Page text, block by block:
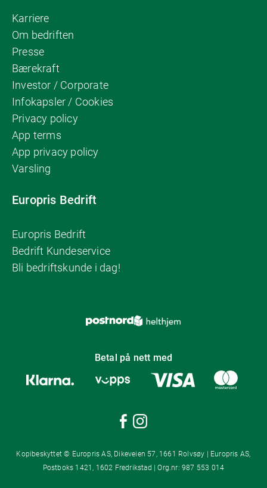
Karriere
Om bedriften
Presse
Bærekraft
Investor / Corporate
Infokapsler / Cookies
Privacy policy
App terms
App privacy policy
Varsling
Europris Bedrift
Europris Bedrift
Bedrift Kundeservice
Bli bedriftskunde i dag!
Betal på nett med
Kopibeskyttet © Europris AS, Dikeveien 57, 1661 Rolvsøy | Europris AS,
Postboks 1421, 1602 Fredrikstad | Org.nr: 987 553 014